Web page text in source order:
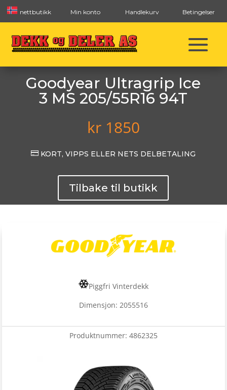
nettbutikk Min konto Handlekurv Betingelser
Goodyear Ultragrip Ice
3 MS 205/55R16 94T
kr1850
 KORT, VIPPS ELLER NETS DELBETALING
Tilbake til butikk
Piggfri Vinterdekk
Dimensjon: 2055516
Produktnummer: 4862325